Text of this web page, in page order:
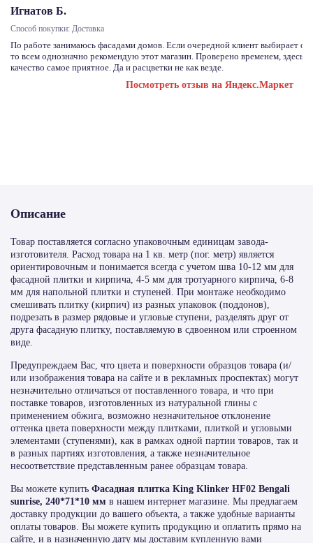
Игнатов Б.
Способ покупки: Доставка
По работе занимаюсь фасадами домов. Если очередной клиент выбирает
то всем однозначно рекомендую этот магазин. Проверено временем, здесь
качество самое приятное. Да и расцветки не как везде.
Посмотреть отзыв на Яндекс.Маркет
Описание
Товар поставляется согласно упаковочным единицам завода-
изготовителя. Расход товара на 1 кв. метр (пог. метр) является
ориентировочным и понимается всегда с учетом шва 10-12 мм для
фасадной плитки и кирпича, 4-5 мм для тротуарного кирпича, 6-8
мм для напольной плитки и ступеней. При монтаже необходимо
смешивать плитку (кирпич) из разных упаковок (поддонов),
подрезать в размер рядовые и угловые ступени, разделять друг от
друга фасадную плитку, поставляемую в сдвоенном или строенном
виде.
Предупреждаем Вас, что цвета и поверхности образцов товара (и/
или изображения товара на сайте и в рекламных проспектах) могут
незначительно отличаться от поставленного товара, и что при
поставке товаров, изготовленных из натуральной глины с
применением обжига, возможно незначительное отклонение
оттенка цвета поверхности между плитками, плиткой и угловыми
элементами (ступенями), как в рамках одной партии товаров, так и
в разных партиях изготовления, а также незначительное
несоответствие представленным ранее образцам товара.
Вы можете купить Фасадная плитка King Klinker HF02 Bengali
sunrise, 240*71*10 мм в нашем интернет магазине. Мы предлагаем
доставку продукции до вашего объекта, а также удобные варианты
оплаты товаров. Вы можете купить продукцию и оплатить прямо на
сайте, и в назначенную дату мы доставим купленную вами